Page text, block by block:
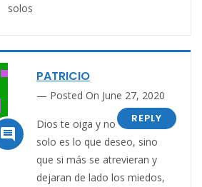
solos

PATRICIO
Posted On June 27, 2020
REPLY
Dios te oiga y no
solo es lo que deseo, sino
que si más se atrevieran y
dejaran de lado los miedos,